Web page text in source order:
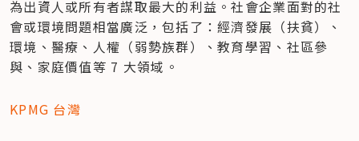
為出資人或所有者謀取最大的利益。社會企業面對的社
會或環境問題相當廣泛，包括了：經濟發展（扶貧）、
環境、醫療、人權（弱勢族群）、教育學習、社區參
與、家庭價值等 7 大領域。
KPMG 台灣